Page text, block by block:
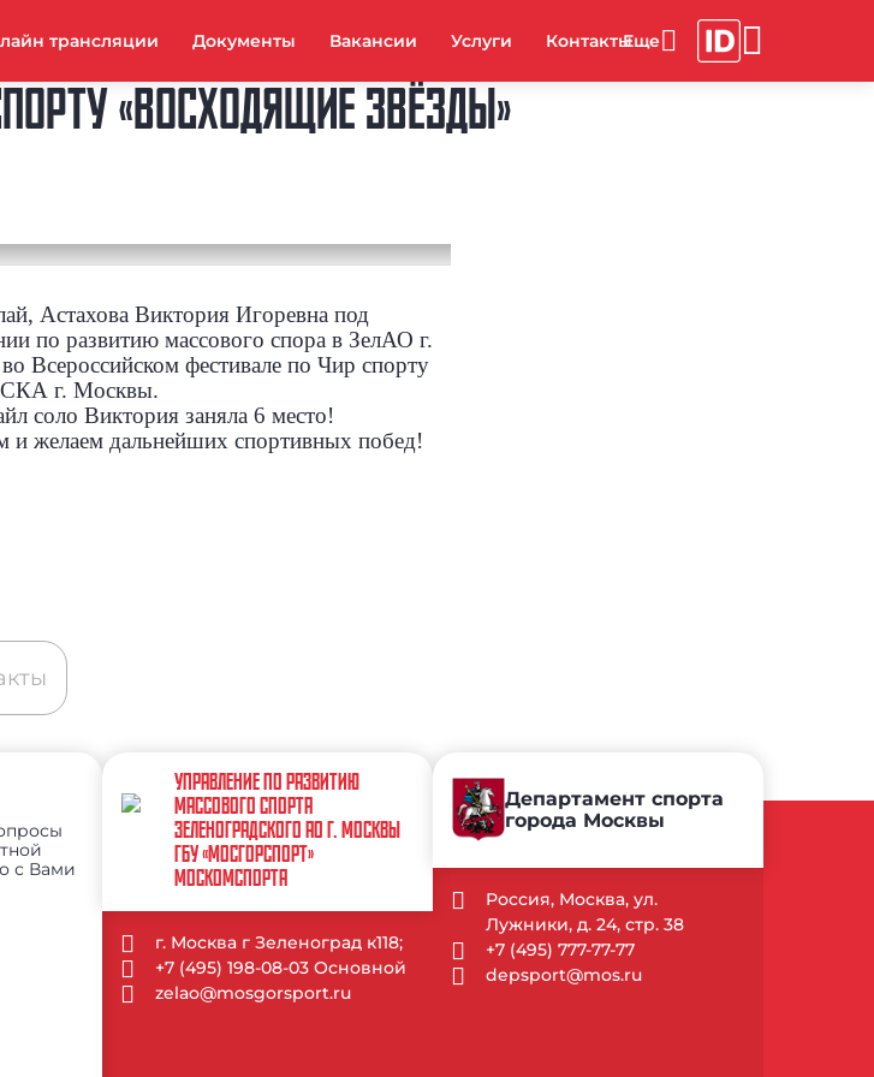
трансляции Документы Вакансии Услуги Контакты
«ВОСХОДЯЩИЕ ЗВЁЗДЫ»
Астахова Виктория Игоревна под
по развитию массового спора в ЗелАО г.
Всероссийском фестивале по Чир спорту
г. Москвы.
соло Виктория заняла 6 место!
и желаем дальнейших спортивных побед!
с Вами
УПРАВЛЕНИЕ ПО РАЗВИТИЮ
МАССОВОГО СПОРТА
ЗЕЛЕНОГРАДСКОГО АО Г. МОСКВЫ
ГБУ «МОСГОРСПОРТ»
МОСКОМСПОРТА
г. Москва г Зеленоград к118;
+7 (495) 198-08-03 Основной
zelao@mosgorsport.ru
Департамент спорта
города Москвы
Россия, Москва, ул.
Лужники, д. 24, стр. 38
+7 (495) 777-77-77
depsport@mos.ru